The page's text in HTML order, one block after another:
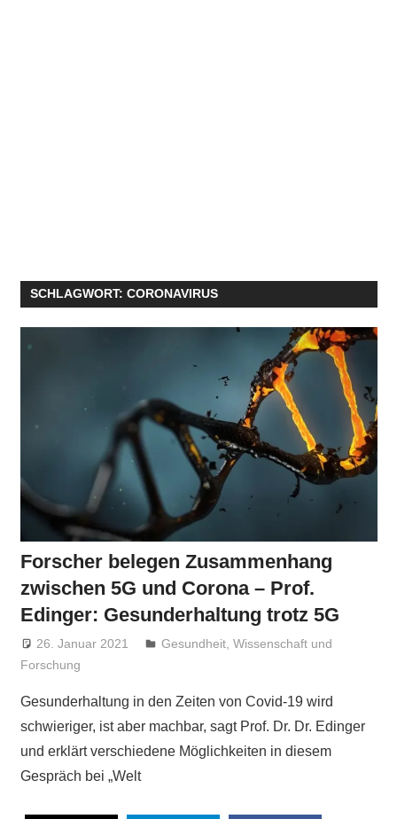
SCHLAGWORT: CORONAVIRUS
Forscher belegen Zusammenhang
zwischen 5G und Corona – Prof.
Edinger: Gesunderhaltung trotz 5G
26. Januar 2021 Niki Vogt
Gesundheit,Wissenschaft und
Forschung
Gesunderhaltung in den Zeiten von Covid-19 wird
schwieriger, ist aber machbar, sagt Prof. Dr. Dr. Edinger
und erklärt verschiedene Möglichkeiten in diesem
Gespräch bei „Welt